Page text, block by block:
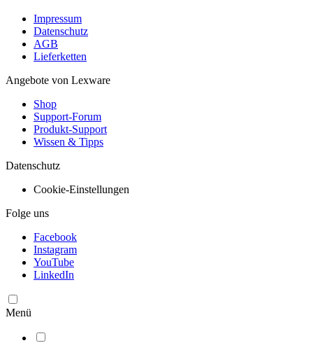
Impressum
Datenschutz
AGB
Lieferketten
Angebote von Lexware
Shop
Support-Forum
Produkt-Support
Wissen & Tipps
Datenschutz
Cookie-Einstellungen
Folge uns
Facebook
Instagram
YouTube
LinkedIn
Menü